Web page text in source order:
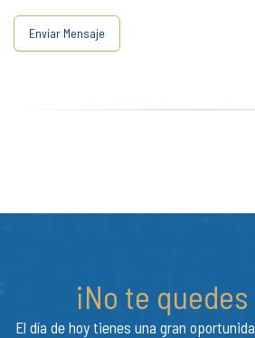
¡No te
El día de hoy tienes una gran